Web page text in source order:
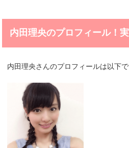
内田理央のプロフィール！
内田理央さんのプロフィールは以下で